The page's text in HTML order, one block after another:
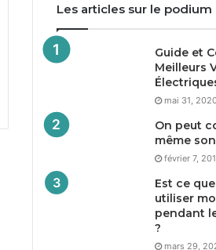
Les articles sur le podium
Guide et
Meilleurs
mai 31, 2020
On peut
même
février 7,
Est ce
utiliser
pendant
?
mars 29,